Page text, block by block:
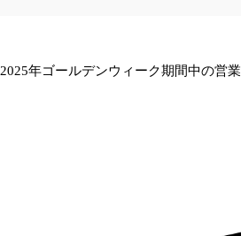
2025年ゴールデンウィーク期間中の営